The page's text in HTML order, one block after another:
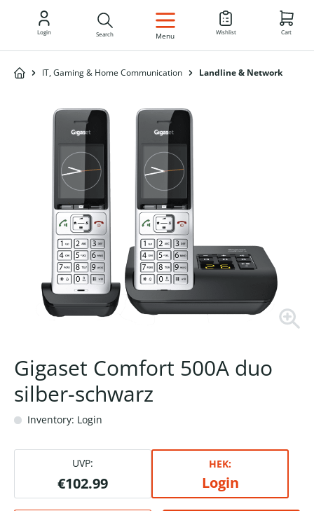
EN
Login Search Menu Wishlist Cart
IT, Gaming & Home Communication Landline & Network
Gigaset Comfort 500A duo
silber-schwarz
Inventory: Login
UVP:
€102.99
HEK:
Login